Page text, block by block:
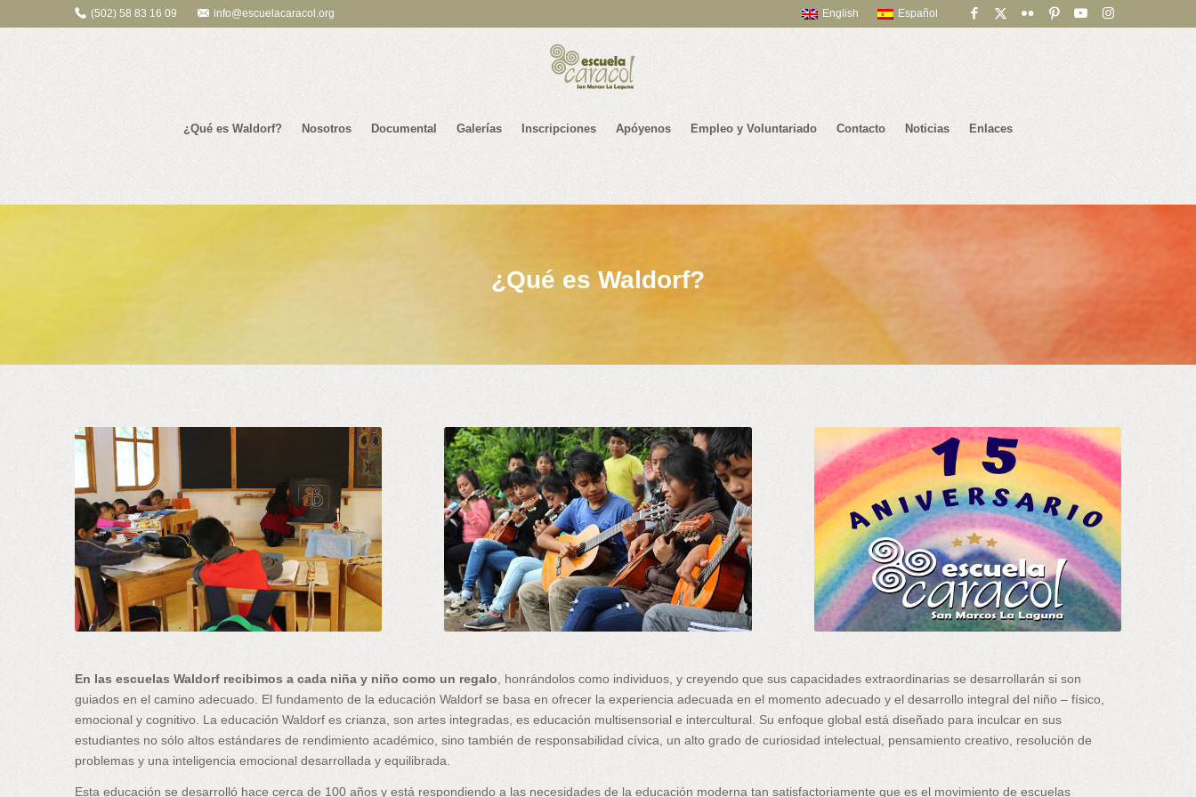
English Español
(502) 58 83 16 09 info@escuelacaracol.org
¿Qué es Waldorf? Nosotros Documental Galerías Inscripciones Apóyenos Empleo y Voluntariado Contacto Noticias Enlaces
¿Qué es Waldorf?
En las escuelas Waldorf recibimos a cada niña y niño como un regalo , honrándolos como individuos, y creyendo que sus capacidades extraordinarias se desarrollarán si son
guiados en el camino adecuado. El fundamento de la educación Waldorf se basa en ofrecer la experiencia adecuada en el momento adecuado y el desarrollo integral del niño – físico,
emocional y cognitivo. La educación Waldorf es crianza, son artes integradas, es educación multisensorial e intercultural. Su enfoque global está diseñado para inculcar en sus
estudiantes no sólo altos estándares de rendimiento académico, sino también de responsabilidad cívica, un alto grado de curiosidad intelectual, pensamiento creativo, resolución de
problemas y una inteligencia emocional desarrollada y equilibrada.
Esta educación se desarrolló hace cerca de 100 años y está respondiendo a las necesidades de la educación moderna tan satisfactoriamente que es el movimiento de escuelas